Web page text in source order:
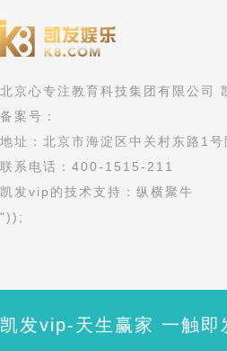
北京心专注教育科技集团有限公司
备案号：
地址：北京市海淀区中关村东路1
联系电话：400-1515-211
凯发vip的技术支持：纵横聚牛
"));
凯发vip-天生赢家 一触即